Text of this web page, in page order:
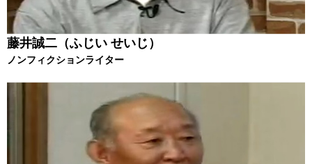
藤井誠二（ふじい せいじ）
ノンフィクションライター